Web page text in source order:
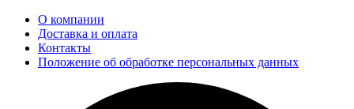
О компании
Доставка и оплата
Контакты
Положение об обработке персональных данных